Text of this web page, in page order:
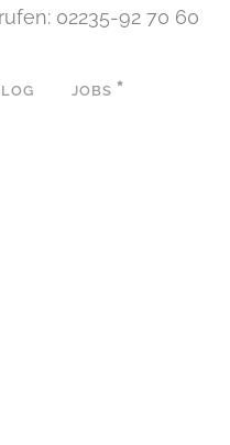
02235-92 70 60
JOBS